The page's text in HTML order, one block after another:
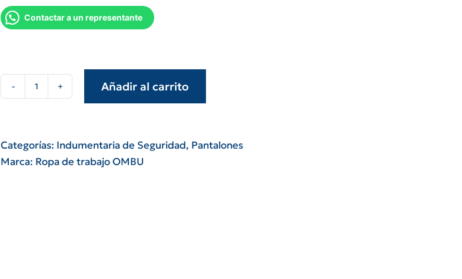
Contactar a un representante
Pantalón
OMBU
cantidad
Añadir al carrito
Categorías: Indumentaria de Seguridad, Pantalones
Marca: Ropa de trabajo OMBU